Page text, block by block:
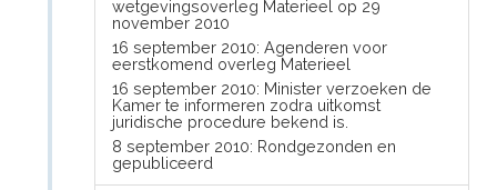
wetgevingsoverleg Materieel op 29
november 2010
16 september 2010: Agenderen voor
eerstkomend overleg Materieel
16 september 2010: Minister verzoeken de
Kamer te informeren zodra uitkomst
juridische procedure bekend is.
8 september 2010: Rondgezonden en
gepubliceerd